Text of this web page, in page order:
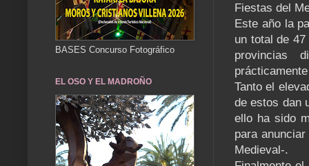
Fiestas del
Este año la
un total de
provincias
Tanto el
de estos dan
ello ha sido
para
Medieval-.
BASES Concurso Fotográfico
EL OSO Y EL MADROÑO